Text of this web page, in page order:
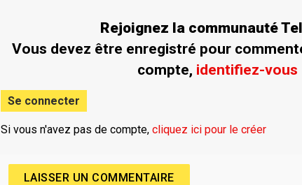
Rejoignez la communauté
Vous devez être enregistré pour
compte, identifiez-vous
Se connecter
Si vous n'avez pas de compte,cliquez ici pour le créer
LAISSER UN COMMENTAIRE